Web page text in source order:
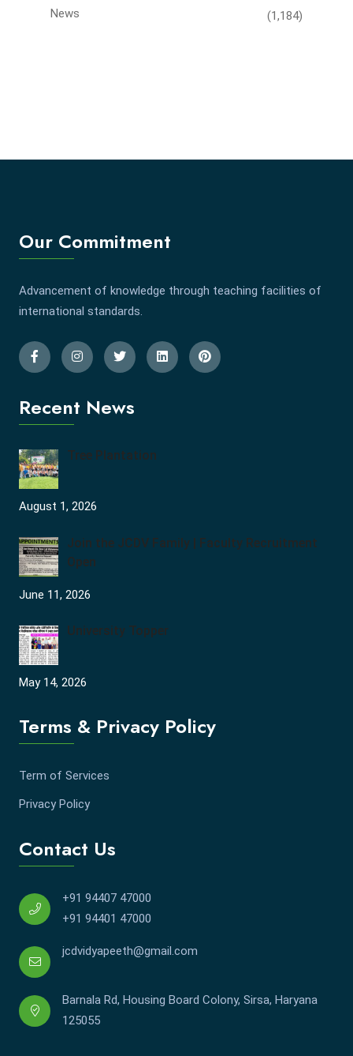
News (1,184)
Our Commitment
Advancement of knowledge through teaching facilities of
international standards.
Recent News
Tree Plantation
August 1, 2026
Join the JCDV Family | Faculty Recruitment
Open
June 11, 2026
University Topper
May 14, 2026
Terms & Privacy Policy
Term of Services
Privacy Policy
Contact Us
+91 94407 47000
+91 94401 47000
jcdvidyapeeth@gmail.com
Barnala Rd, Housing Board Colony, Sirsa, Haryana
125055